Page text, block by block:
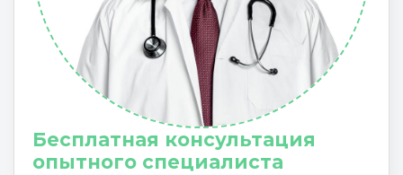
Бесплатная консультация
опытного специалиста